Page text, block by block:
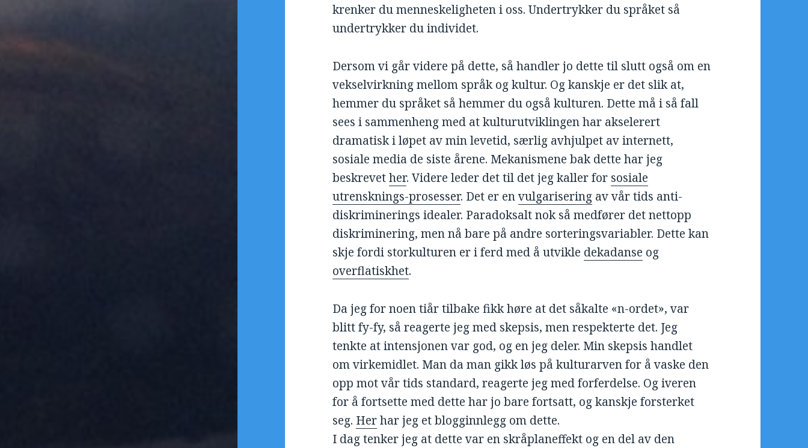
krenker du menneskeligheten i oss. Undertrykker du språket så
undertrykker du individet.
Dersom vi går videre på dette, så handler jo dette til slutt også om en
vekselvirkning mellom språk og kultur. Og kanskje er det slik at,
hemmer du språket så hemmer du også kulturen. Dette må i så fall
sees i sammenheng med at kulturutviklingen har akselerert
dramatisk i løpet av min levetid, særlig avhjulpet av internett,
sosiale media de siste årene. Mekanismene bak dette har jeg
beskrevether. Videre leder det til det jeg kaller for sosiale
utrensknings-prosesser. Det er envulgarisering av vår tids anti-
diskriminerings idealer. Paradoksalt nok så medfører det nettopp
diskriminering, men nå bare på andre sorteringsvariabler. Dette kan
skje fordi storkulturen er i ferd med å utvikle dekadanse og
overflatiskhet.
Da jeg for noen tiår tilbake fikk høre at det såkalte «n-ordet», var
blitt fy-fy, så reagerte jeg med skepsis, men respekterte det. Jeg
tenkte at intensjonen var god, og en jeg deler. Min skepsis handlet
om virkemidlet. Man da man gikk løs på kulturarven for å vaske den
opp mot vår tids standard, reagerte jeg med forferdelse. Og iveren
for å fortsette med dette har jo bare fortsatt, og kanskje forsterket
seg. Herhar jeg et blogginnlegg om dette.
I dag tenker jeg at dette var en skråplaneffekt og en del av den